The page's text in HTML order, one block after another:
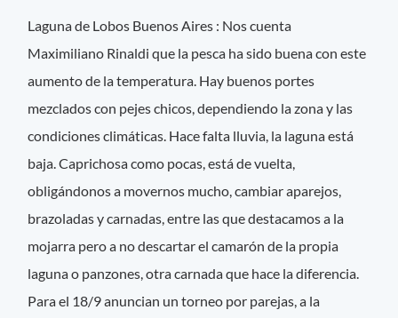
Laguna de Lobos Buenos Aires : Nos cuenta
Maximiliano Rinaldi que la pesca ha sido buena con este
aumento de la temperatura. Hay buenos portes
mezclados con pejes chicos, dependiendo la zona y las
condiciones climáticas. Hace falta lluvia, la laguna está
baja. Caprichosa como pocas, está de vuelta,
obligándonos a movernos mucho, cambiar aparejos,
brazoladas y carnadas, entre las que destacamos a la
mojarra pero a no descartar el camarón de la propia
laguna o panzones, otra carnada que hace la diferencia.
Para el 18/9 anuncian un torneo por parejas, a la